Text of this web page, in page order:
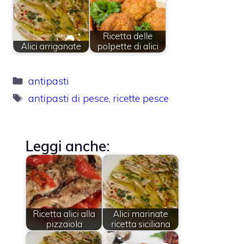
Alici arriganate
Ricetta delle
polpette di alici
Categorie
antipasti
Tag
antipasti di pesce, ricette pesce
Leggi anche:
Ricetta alici alla
pizzaiola
Alici marinate
ricetta siciliana